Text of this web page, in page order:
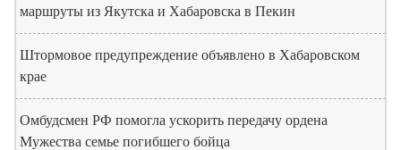
маршруты из Якутска и Хабаровска в Пекин
Штормовое предупреждение объявлено в Хабаровском
крае
Омбудсмен РФ помогла ускорить передачу ордена
Мужества семье погибшего бойца